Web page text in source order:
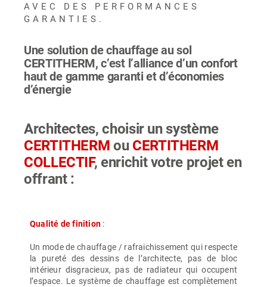
AVEC DES PERFORMANCES
GARANTIES.
Une solution de chauffage au sol
CERTITHERM, c’est l’alliance d’un confort
haut de gamme garanti et d’économies
d’énergie
Architectes, choisir un système
CERTITHERM ou CERTITHERM
COLLECTIF, enrichit votre projet en
offrant :
Qualité de finition :
Un mode de chauffage / rafraichissement qui respecte
la pureté des dessins de l’architecte, pas de bloc
intérieur disgracieux, pas de radiateur qui occupent
l’espace. Le système de chauffage est complètement